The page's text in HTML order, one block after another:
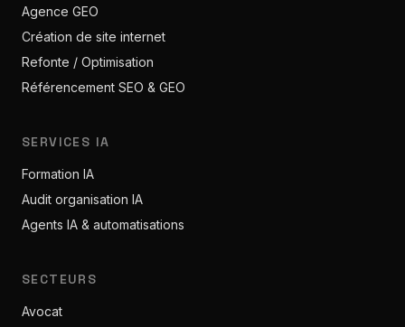
Agence GEO
Création de site internet
Refonte / Optimisation
Référencement SEO & GEO
SERVICES IA
Formation IA
Audit organisation IA
Agents IA & automatisations
SECTEURS
Avocat